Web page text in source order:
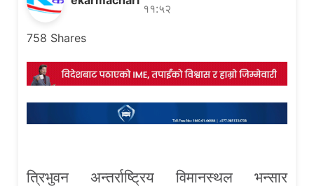
११:५२
758 Shares
त्रिभुवन अन्तर्राष्ट्रिय विमानस्थल भन्सार